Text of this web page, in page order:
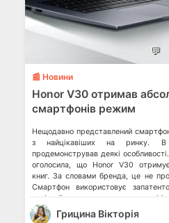
💬
📰 Новини
Honor V30 отримав
смартфонів режим
Нещодавно представлений
з найцікавіших на ринку. В
продемонстрував деякі
оголосила, що Honor V30
книг. За словами бренда, це не
Смартфон використовує
колірної температури, яскравості і
шкали. Це […]Грицина Вікторія